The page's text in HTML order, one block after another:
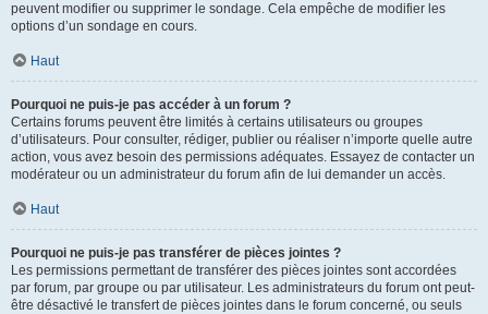
peuvent modifier ou supprimer le sondage. Cela empêche de modifier les
options d’un sondage en cours.
Haut
Pourquoi ne puis-je pas accéder à un forum ?
Certains forums peuvent être limités à certains utilisateurs ou groupes
d’utilisateurs. Pour consulter, rédiger, publier ou réaliser n’importe quelle autre
action, vous avez besoin des permissions adéquates. Essayez de contacter un
modérateur ou un administrateur du forum afin de lui demander un accès.
Haut
Pourquoi ne puis-je pas transférer de pièces jointes ?
Les permissions permettant de transférer des pièces jointes sont accordées
par forum, par groupe ou par utilisateur. Les administrateurs du forum ont peut-
être désactivé le transfert de pièces jointes dans le forum concerné, ou seuls